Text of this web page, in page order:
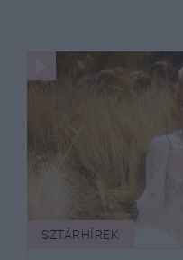
SZTÁRHÍREK